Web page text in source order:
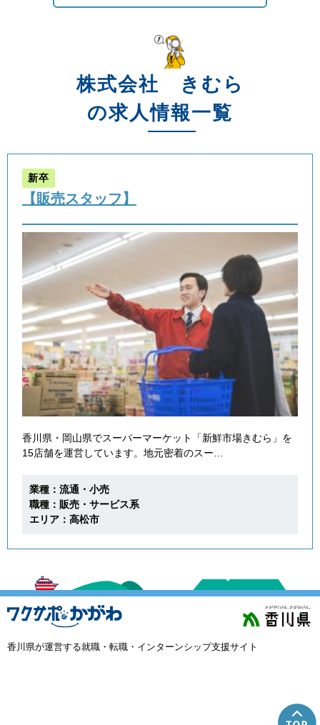
株式会社 きむら
の求人情報一覧
新卒
【販売スタッフ】
香川県・岡山県でスーパーマーケット「新鮮市場きむら」を
15店舗を運営しています。地元密着のスー…
業種：流通・小売
職種：販売・サービス系
エリア：高松市
香川県が運営する就職・転職・インターンシップ支援サイト